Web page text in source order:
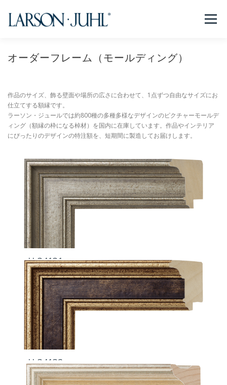
メニュー
NEWS フレームについて 会社紹介 取扱商品
取扱店リスト お問い合わせ 法人のお客様
EN/CN
オーダーフレーム（モールディング）
作品のサイズ、飾る壁面や場所の広さに合わせて、1点ずつ自由なサイズにお
仕立てする額縁です。
ラーソン・ジュールでは約800種の多種多様なデザインのピクチャーモールデ
ィング（額縁の枠になる棹材）を国内に在庫しています。作品やインテリア
にぴったりのデザインの特注額を、短期間に製造してお届けします。
H-34131
H-34132